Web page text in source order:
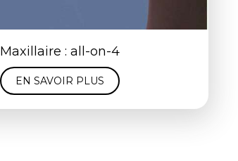
Maxillaire : all-on-4
EN SAVOIR PLUS